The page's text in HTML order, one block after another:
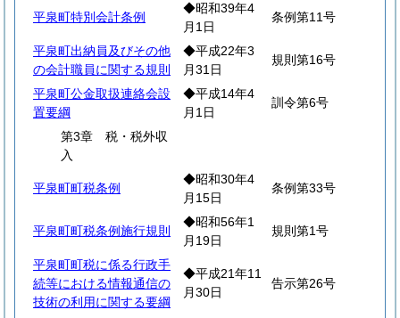
平泉町特別会計条例
◆昭和39年4
月1日
条例第11号
平泉町出納員及びその他
の会計職員に関する規則
◆平成22年3
月31日
規則第16号
平泉町公金取扱連絡会設
置要綱
◆平成14年4
月1日
訓令第6号
第3章 税・税外収
入
平泉町町税条例
◆昭和30年4
月15日
条例第33号
平泉町町税条例施行規則
◆昭和56年1
月19日
規則第1号
平泉町町税に係る行政手
続等における情報通信の
技術の利用に関する要綱
◆平成21年11
月30日
告示第26号